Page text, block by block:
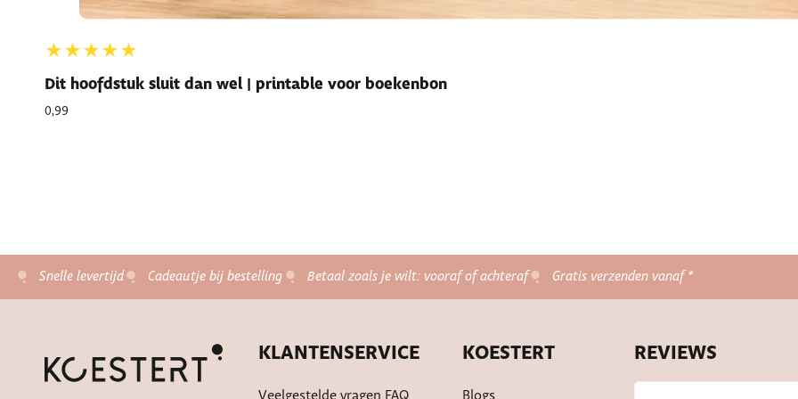
★★★★★
Dit hoofdstuk sluit dan wel | printable voor boekenbon
0,99
Snelle levertijd Cadeautje bij bestelling Betaal zoals je wilt: vooraf of achteraf Gratis verzenden vanaf *
KLANTENSERVICE KOESTERT REVIEWS